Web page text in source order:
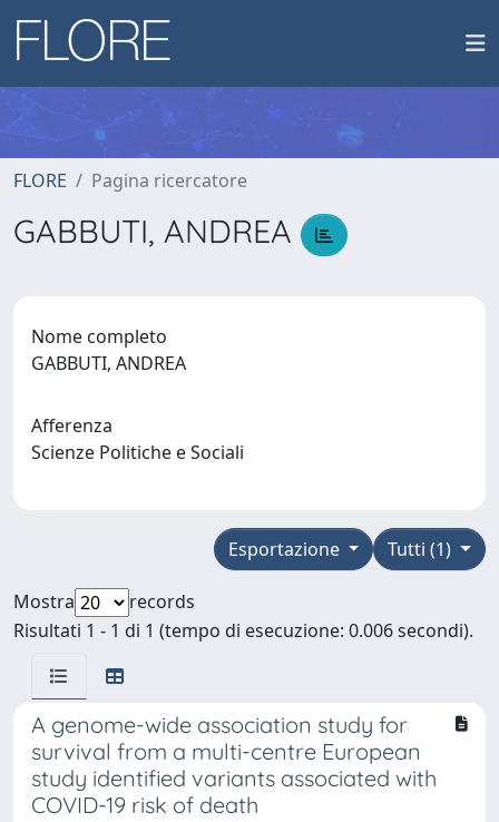
FLORE Pagina ricercatore
GABBUTI, ANDREA
Nome completo
GABBUTI, ANDREA
Afferenza
Scienze Politiche e Sociali
Tutti (1)
Esportazione
Mostra
records
Risultati 1 - 1 di 1 (tempo di esecuzione: 0.006 secondi).
A genome-wide association study for
survival from a multi-centre European
study identified variants associated with
COVID-19 risk of death